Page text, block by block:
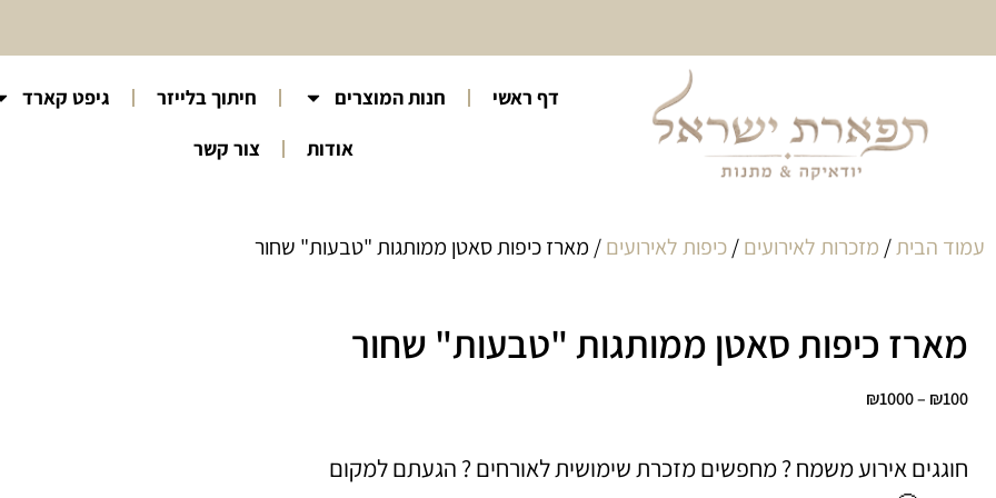
10% הנחה על כל קטגוריית
כיסוי לטלית ולתפילין דף ראשי חנות המוצרים חיתוך בלייזר
גיפט קארד
אודות
צור קשר
עמוד הבית/ מזכרות לאירועים/כיפות לאירועים/ מארז כיפות סאטן ממותגות "טבעות" שחור
מארז כיפות סאטן ממותגות "טבעות" שחור
₪100
–
₪1000
חוגגים אירוע משמח ? מחפשים מזכרת שימושית לאורחים ? הגעתם למקום